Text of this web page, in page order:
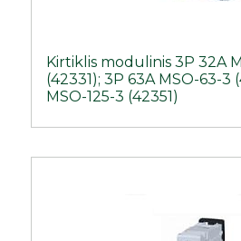
Kirtiklis modulinis 3P 32A
(42331); 3P 63A MSO-63-3
MSO-125-3 (42351)